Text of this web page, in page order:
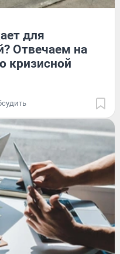
для
Отвечаем на
кризисной